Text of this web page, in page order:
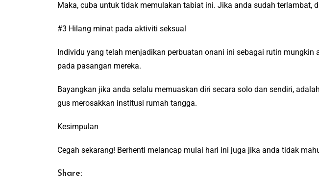
Maka, cuba untuk tidak memulakan tabiat ini. Jika anda sudah terlambat,
#3 Hilang minat pada aktiviti seksual
Individu yang telah menjadikan perbuatan onani ini sebagai rutin
pada pasangan mereka.
Bayangkan jika anda selalu memuaskan diri secara solo dan sendiri,
gus merosakkan institusi rumah tangga.
Kesimpulan
Cegah sekarang! Berhenti melancap mulai hari ini juga jika anda tidak
Share: